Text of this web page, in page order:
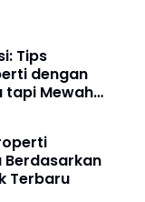
Tips
dengan
tapi Mewah
Berdasarkan
Terbaru